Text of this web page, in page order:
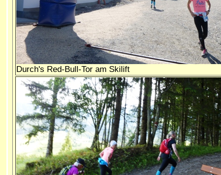
Durch's Red-Bull-Tor am Skilift